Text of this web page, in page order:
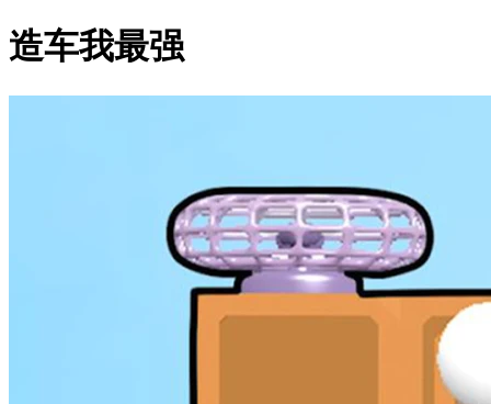
造车我最强